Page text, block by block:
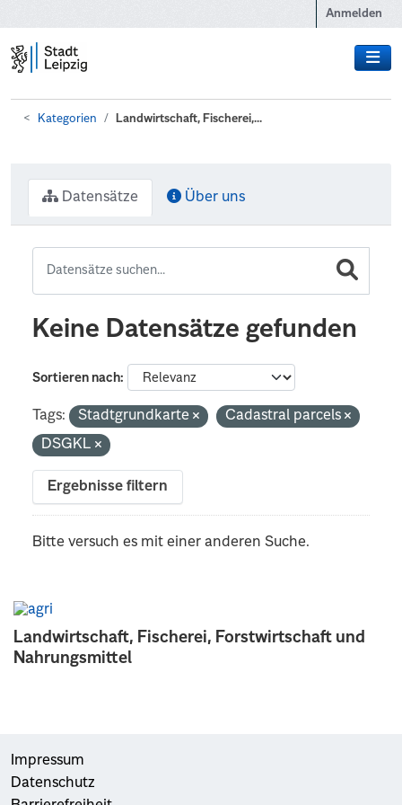
Anmelden
Kategorien Landwirtschaft, Fischerei,...
Landwirtschaft, Fischerei, Forstwirtschaft und
Nahrungsmittel
Datensätze Über uns
Keine Datensätze gefunden
Sortieren nach
Tags: Stadtgrundkarte
Cadastral parcels
DSGKL
Ergebnisse filtern
Bitte versuch es mit einer anderen Suche.
Impressum
Datenschutz